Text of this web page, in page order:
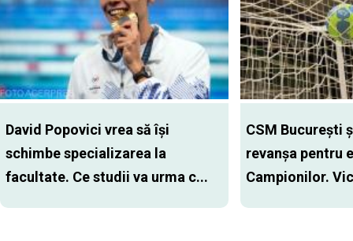
David Popovici vrea să își
schimbe specializarea la
facultate. Ce studii va urma c...
CSM Bucureşti
revanşa pentru
Campionilor.